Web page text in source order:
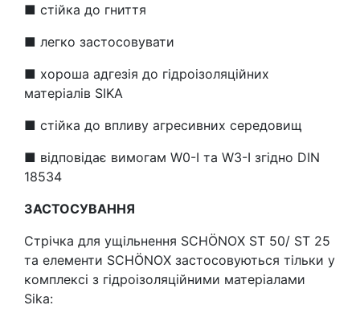
■ стійка до гниття
■ легко застосовувати
■ хороша адгезія до гідроізоляційних
матеріалів SIKA
■ стійка до впливу агресивних середовищ
■ відповідає вимогам W0-I та W3-I згідно DIN
18534
ЗАСТОСУВАННЯ
Стрічка для ущільнення SCHÖNOX ST 50/ ST 25
та елементи SCHÖNOX застосовуються тільки у
комплексі з гідроізоляційними матеріалами
Sika: